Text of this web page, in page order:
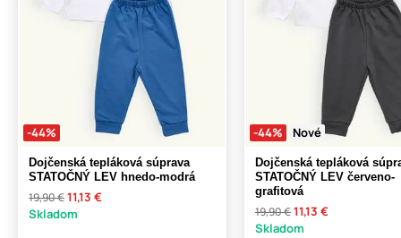
-44%
Dojčenská tepláková súprava
STATOČNÝ LEV hnedo-modrá
19,90 €11,13 €
Skladom
-44% Nové
Dojčenská tepláková
STATOČNÝ LEV červeno-
grafitová
19,90 €11,13 €
Skladom